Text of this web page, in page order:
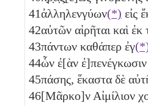
41ἀλληλενγύων(*) εἰς
42αὐτῶν αἱρῆται καὶ
43πάντων καθάπερ ἐγ
44ὧν ἐ[ὰν
45πάσης, ἕκαστα δὲ
46[Μᾶρκο]ν Αἰμίλιον